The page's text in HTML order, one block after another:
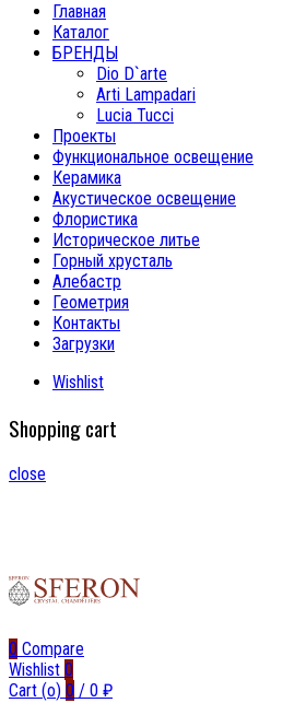
Главная
Каталог
БРЕНДЫ
Dio D`arte
Arti Lampadari
Lucia Tucci
Проекты
Функциональное освещение
Керамика
Акустическое освещение
Флористика
Историческое литье
Горный хрусталь
Алебастр
Геометрия
Контакты
Загрузки
Wishlist
Shopping cart
close
0 Compare
Wishlist 0
Cart (o) 0 / 0 ₽